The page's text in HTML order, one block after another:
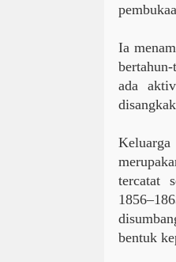
Ia
ada
Keluarga
tercatat
bentuk